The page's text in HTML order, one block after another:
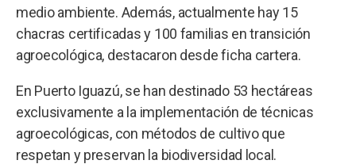
medio ambiente. Además, actualmente hay 15
chacras certificadas y 100 familias en transición
agroecológica, destacaron desde ficha cartera.
En Puerto Iguazú, se han destinado 53 hectáreas
exclusivamente a la implementación de técnicas
agroecológicas, con métodos de cultivo que
respetan y preservan la biodiversidad local.